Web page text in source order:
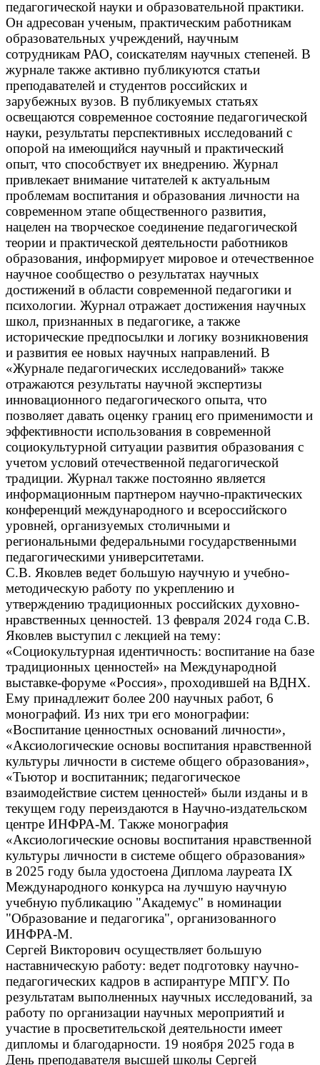
педагогической науки и образовательной практики.
Он адресован ученым, практическим работникам
образовательных учреждений, научным
сотрудникам РАО, соискателям научных степеней. В
журнале также активно публикуются статьи
преподавателей и студентов российских и
зарубежных вузов. В публикуемых статьях
освещаются современное состояние педагогической
науки, результаты перспективных исследований с
опорой на имеющийся научный и практический
опыт, что способствует их внедрению. Журнал
привлекает внимание читателей к актуальным
проблемам воспитания и образования личности на
современном этапе общественного развития,
нацелен на творческое соединение педагогической
теории и практической деятельности работников
образования, информирует мировое и отечественное
научное сообщество о результатах научных
достижений в области современной педагогики и
психологии. Журнал отражает достижения научных
школ, признанных в педагогике, а также
исторические предпосылки и логику возникновения
и развития ее новых научных направлений. В
«Журнале педагогических исследований» также
отражаются результаты научной экспертизы
инновационного педагогического опыта, что
позволяет давать оценку границ его применимости и
эффективности использования в современной
социокультурной ситуации развития образования с
учетом условий отечественной педагогической
традиции. Журнал также постоянно является
информационным партнером научно-практических
конференций международного и всероссийского
уровней, организуемых столичными и
региональными федеральными государственными
педагогическими университетами.
С.В. Яковлев ведет большую научную и учебно-
методическую работу по укреплению и
утверждению традиционных российских духовно-
нравственных ценностей. 13 февраля 2024 года С.В.
Яковлев выступил с лекцией на тему:
«Социокультурная идентичность: воспитание на базе
традиционных ценностей» на Международной
выставке-форуме «Россия», проходившей на ВДНХ.
Ему принадлежит более 200 научных работ, 6
монографий. Из них три его монографии:
«Воспитание ценностных оснований личности»,
«Аксиологические основы воспитания нравственной
культуры личности в системе общего образования»,
«Тьютор и воспитанник; педагогическое
взаимодействие систем ценностей» были изданы и в
текущем году переиздаются в Научно-издательском
центре ИНФРА-М. Также монография
«Аксиологические основы воспитания нравственной
культуры личности в системе общего образования»
в 2025 году была удостоена Диплома лауреата IX
Международного конкурса на лучшую научную
учебную публикацию "Академус" в номинации
"Образование и педагогика", организованного
ИНФРА-М.
Сергей Викторович осуществляет большую
наставническую работу: ведет подготовку научно-
педагогических кадров в аспирантуре МПГУ. По
результатам выполненных научных исследований, за
работу по организации научных мероприятий и
участие в просветительской деятельности имеет
дипломы и благодарности. 19 ноября 2025 года в
День преподавателя высшей школы Сергей